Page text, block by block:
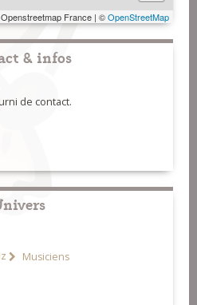
France | ©OpenStreetMap
& infos
de contact.
Musiciens